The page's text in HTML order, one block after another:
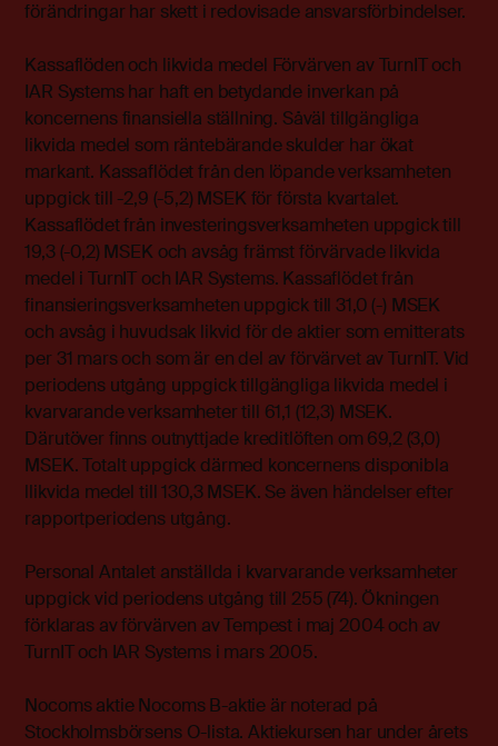
förändringar har skett i redovisade ansvarsförbindelser.
Kassaflöden och likvida medel Förvärven av TurnIT och
IAR Systems har haft en betydande inverkan på
koncernens finansiella ställning. Såväl tillgängliga
likvida medel som räntebärande skulder har ökat
markant. Kassaflödet från den löpande verksamheten
uppgick till -2,9 (-5,2) MSEK för första kvartalet.
Kassaflödet från investeringsverksamheten uppgick till
19,3 (-0,2) MSEK och avsåg främst förvärvade likvida
medel i TurnIT och IAR Systems. Kassaflödet från
finansieringsverksamheten uppgick till 31,0 (-) MSEK
och avsåg i huvudsak likvid för de aktier som emitterats
per 31 mars och som är en del av förvärvet av TurnIT. Vid
periodens utgång uppgick tillgängliga likvida medel i
kvarvarande verksamheter till 61,1 (12,3) MSEK.
Därutöver finns outnyttjade kreditlöften om 69,2 (3,0)
MSEK. Totalt uppgick därmed koncernens disponibla
llikvida medel till 130,3 MSEK. Se även händelser efter
rapportperiodens utgång.
Personal Antalet anställda i kvarvarande verksamheter
uppgick vid periodens utgång till 255 (74). Ökningen
förklaras av förvärven av Tempest i maj 2004 och av
TurnIT och IAR Systems i mars 2005.
Nocoms aktie Nocoms B-aktie är noterad på
Stockholmsbörsens O-lista. Aktiekursen har under årets